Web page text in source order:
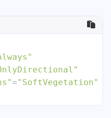
="SoftVegetation"